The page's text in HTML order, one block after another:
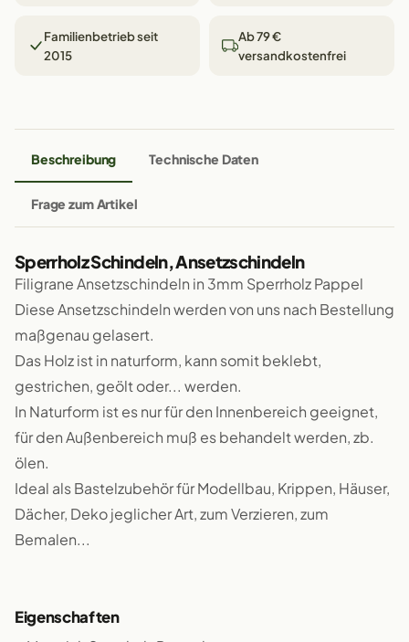
Familienbetrieb seit
2015
Ab 79 €
versandkostenfrei
Beschreibung Technische Daten
Frage zum Artikel
Sperrholz Schindeln, Ansetzschindeln
Filigrane Ansetzschindeln in 3mm Sperrholz Pappel
Diese Ansetzschindeln werden von uns nach Bestellung
maßgenau gelasert.
Das Holz ist in naturform, kann somit beklebt,
gestrichen, geölt oder... werden.
In Naturform ist es nur für den Innenbereich geeignet,
für den Außenbereich muß es behandelt werden, zb.
ölen.
Ideal als Bastelzubehör für Modellbau, Krippen, Häuser,
Dächer, Deko jeglicher Art, zum Verzieren, zum
Bemalen...
Eigenschaften